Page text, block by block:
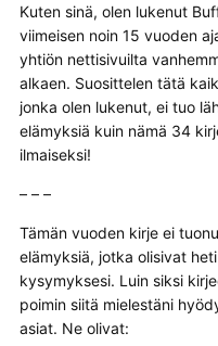
Kuten sinä, olen lukenut
viimeisen noin 15 vuoden
yhtiön nettisivuilta
alkaen. Suosittelen tätä
jonka olen lukenut, ei tuo
elämyksiä kuin nämä 34
ilmaiseksi!
– – –
Tämän vuoden kirje ei
elämyksiä, jotka olisivat
kysymyksesi. Luin siksi
poimin siitä mielestäni
asiat. Ne olivat: